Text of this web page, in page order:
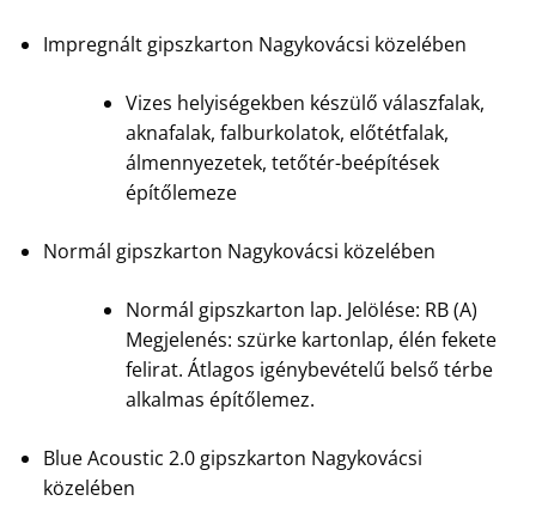
Impregnált gipszkarton Nagykovácsi közelében
Vizes helyiségekben készülő válaszfalak,
aknafalak, falburkolatok, előtétfalak,
álmennyezetek, tetőtér-beépítések
építőlemeze
Normál gipszkarton Nagykovácsi közelében
Normál gipszkarton lap. Jelölése: RB (A)
Megjelenés: szürke kartonlap, élén fekete
felirat. Átlagos igénybevételű belső térbe
alkalmas építőlemez.
Blue Acoustic 2.0 gipszkarton Nagykovácsi
közelében